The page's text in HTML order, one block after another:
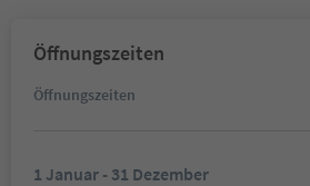
Öffnungszeiten
Öffnungszeiten
1 Januar - 31 Dezember